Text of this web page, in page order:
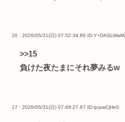
20 : 2026/05/31(日) 07:52:34.80 ID:Y+DASLWwM
>>15
負けた夜たまにそれ夢みるw
17 : 2026/05/31(日) 07:48:27.67 ID:qcpwCjHe0